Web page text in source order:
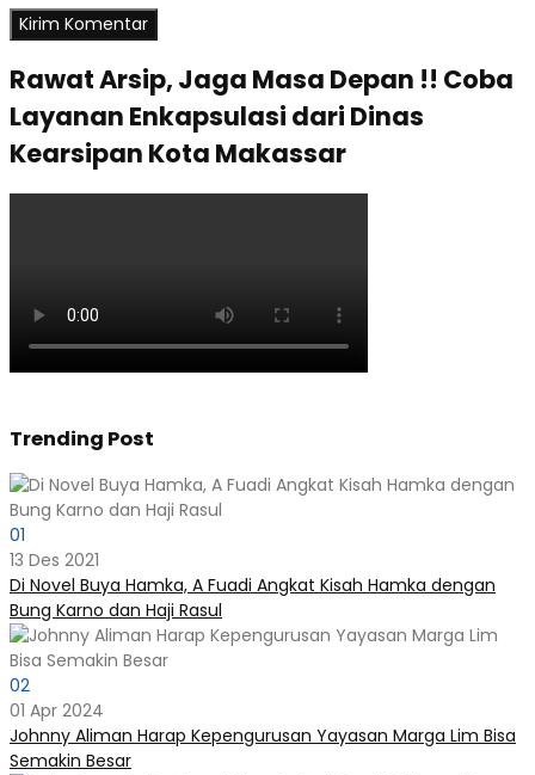
Rawat Arsip, Jaga Masa Depan !! Coba
Layanan Enkapsulasi dari Dinas
Kearsipan Kota Makassar
Trending Post
01
13 Des 2021
Di Novel Buya Hamka, A Fuadi Angkat Kisah Hamka dengan
Bung Karno dan Haji Rasul
02
01 Apr 2024
Johnny Aliman Harap Kepengurusan Yayasan Marga Lim Bisa
Semakin Besar